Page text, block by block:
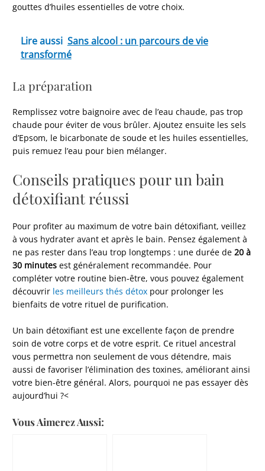
gouttes d’huiles essentielles de votre choix.
Lire aussi Sans alcool : un parcours de vie
transformé
La préparation
Remplissez votre baignoire avec de l’eau chaude, pas trop
chaude pour éviter de vous brûler. Ajoutez ensuite les sels
d’Epsom, le bicarbonate de soude et les huiles essentielles,
puis remuez l’eau pour bien mélanger.
Conseils pratiques pour un bain
détoxifiant réussi
Pour profiter au maximum de votre bain détoxifiant, veillez
à vous hydrater avant et après le bain. Pensez également à
ne pas rester dans l’eau trop longtemps : une durée de20 à
30 minutes est généralement recommandée. Pour
compléter votre routine bien-être, vous pouvez également
découvrir les meilleurs thés détox pour prolonger les
bienfaits de votre rituel de purification.
Un bain détoxifiant est une excellente façon de prendre
soin de votre corps et de votre esprit. Ce rituel ancestral
vous permettra non seulement de vous détendre, mais
aussi de favoriser l’élimination des toxines, améliorant ainsi
votre bien-être général. Alors, pourquoi ne pas essayer dès
aujourd’hui ?<
Vous Aimerez Aussi: